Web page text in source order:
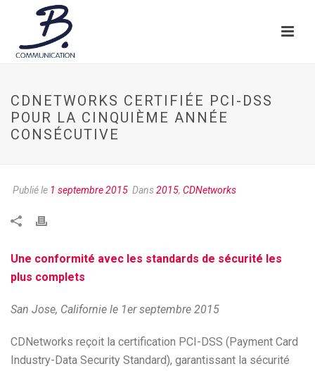
CDNETWORKS CERTIFIÉE PCI-DSS
POUR LA CINQUIÈME ANNÉE
CONSÉCUTIVE
Publié le 1 septembre 2015 Dans2015, CDNetworks
Une conformité avec les standards de sécurité les
plus complets
San Jose, Californie le 1er septembre 2015
CDNetworks reçoit la certification PCI-DSS (Payment Card
Industry-Data Security Standard), garantissant la sécurité